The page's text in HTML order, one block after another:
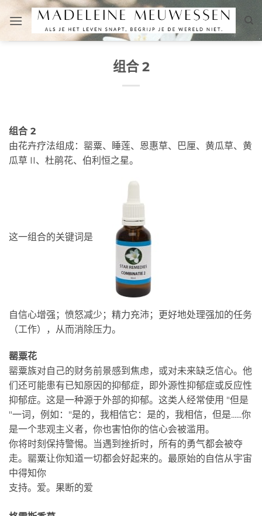
组合 2
组合 2
由花卉疗法组成：罂粟、睡莲、恩惠草、巴厘、黄瓜草、黄
瓜草 II、杜鹃花、伯利恒之星。
这一组合的关键词是
自信心增强；愤怒减少；精力充沛；更好地处理强加的任务
（工作），从而消除压力。
罂粟花
罂粟族对自己的财务前景感到焦虑，或对未来缺乏信心。他
们还可能患有已知原因的抑郁症，即外源性抑郁症或反应性
抑郁症。这是一种源于外部的抑郁。这类人经常使用 "但是
"一词，例如："是的，我相信它：是的，我相信，但是......你
是一个悲观主义者，你也害怕你的信心会被滥用。
你将时刻保持警惕。当遇到挫折时，所有的勇气都会被夺
走。罂粟让你知道一切都会好起来的。最原始的自信从宇宙
中得知你
支持。爱。果断的爱